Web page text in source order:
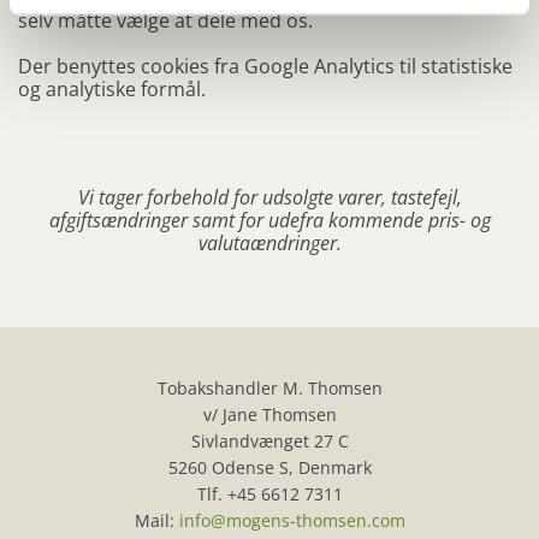
selv måtte vælge at dele med os.
Der benyttes cookies fra Google Analytics til statistiske
og analytiske formål.
Vi tager forbehold for udsolgte varer, tastefejl,
afgiftsændringer samt for udefra kommende pris- og
valutaændringer.
Tobakshandler M. Thomsen
v/ Jane Thomsen
Sivlandvænget 27 C
5260 Odense S, Denmark
Tlf. +45 6612 7311
Mail: info@mogens-thomsen.com